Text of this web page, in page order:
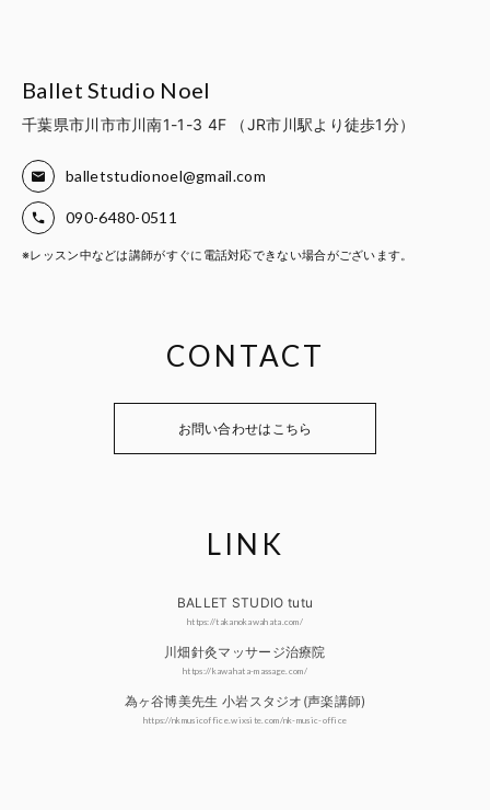
Ballet Studio Noel
千葉県市川市市川南1-1-3 4F （JR市川駅より徒歩1分）
balletstudionoel@gmail.com
090-6480-0511
※レッスン中などは講師がすぐに電話対応できない場合がございます。
CONTACT
お問い合わせはこちら
LINK
BALLET STUDIO tutu
https://takanokawahata.com/
川畑針灸マッサージ治療院
https://kawahata-massage.com/
為ヶ谷博美先生 小岩スタジオ(声楽講師)
https://nkmusicoffice.wixsite.com/nk-music-office